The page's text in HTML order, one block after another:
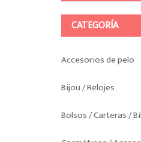
CATEGORÍA
Accesorios de pelo
Bijou / Relojes
Bolsos / Carteras /